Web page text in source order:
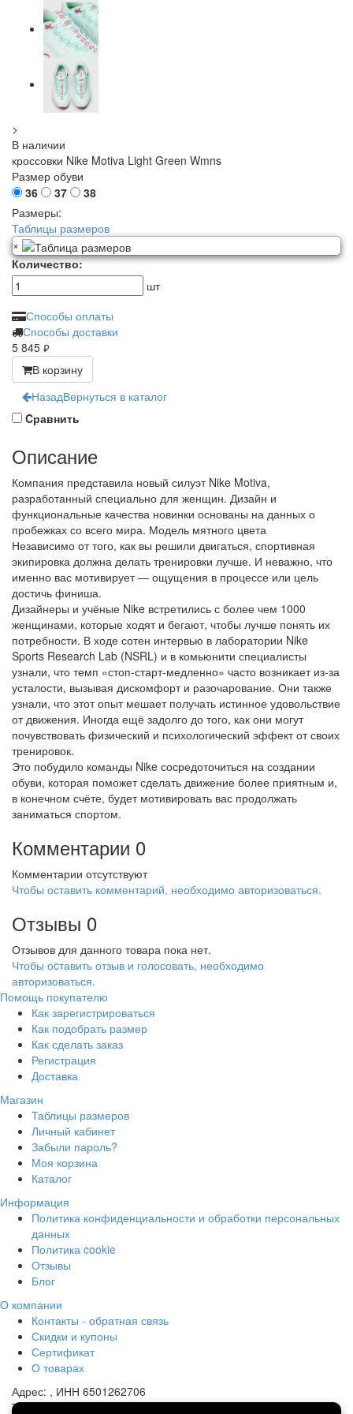
>
В наличии
кроссовки Nike Motiva Light Green Wmns
Размер обуви
36
37
38
Размеры:
Таблицы размеров
×
Количество:
шт
Способы оплаты
Способы доставки
5 845 руб.
В корзину
НазадВернуться в каталог
Cравнить
Описание
Компания представила новый силуэт Nike Motiva,
разработанный специально для женщин. Дизайн и
функциональные качества новинки основаны на данных о
пробежках со всего мира. Модель мятного цвета
Независимо от того, как вы решили двигаться, спортивная
экипировка должна делать тренировки лучше. И неважно, что
именно вас мотивирует — ощущения в процессе или цель
достичь финиша.
Дизайнеры и учёные Nike встретились с более чем 1000
женщинами, которые ходят и бегают, чтобы лучше понять их
потребности. В ходе сотен интервью в лаборатории Nike
Sports Research Lab (NSRL) и в комьюнити специалисты
узнали, что темп «стоп-старт-медленно» часто возникает из-за
усталости, вызывая дискомфорт и разочарование. Они также
узнали, что этот опыт мешает получать истинное удовольствие
от движения. Иногда ещё задолго до того, как они могут
почувствовать физический и психологический эффект от своих
тренировок.
Это побудило команды Nike сосредоточиться на создании
обуви, которая поможет сделать движение более приятным и,
в конечном счёте, будет мотивировать вас продолжать
заниматься спортом.
Комментарии 0
Комментарии отсутствуют
Чтобы оставить комментарий, необходимо авторизоваться.
Отзывы 0
Отзывов для данного товара пока нет.
Чтобы оcтавить отзыв и голосовать, необходимо
авторизоваться.
Помощь покупателю
Как зарегистрироваться
Как подобрать размер
Как сделать заказ
Регистрация
Доставка
Магазин
Таблицы размеров
Личный кабинет
Забыли пароль?
Моя корзина
Каталог
Информация
Политика конфиденциальности и обработки персональных
данных
Политика cookie
Отзывы
Блог
О компании
Контакты - обратная связь
Скидки и купоны
Сертификат
О товарах
Адрес: , ИНН 6501262706
Телефон:8 (914) 741-13-44